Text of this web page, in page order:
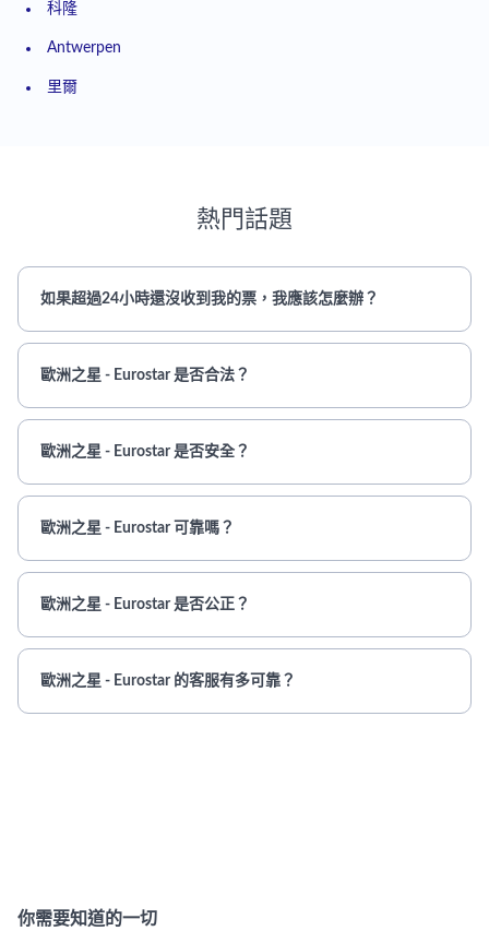
科隆
Antwerpen
里爾
熱門話題
如果超過24小時還沒收到我的票，我應該怎麼辦？
歐洲之星 - Eurostar 是否合法？
歐洲之星 - Eurostar 是否安全？
歐洲之星 - Eurostar 可靠嗎？
歐洲之星 - Eurostar 是否公正？
歐洲之星 - Eurostar 的客服有多可靠？
你需要知道的一切